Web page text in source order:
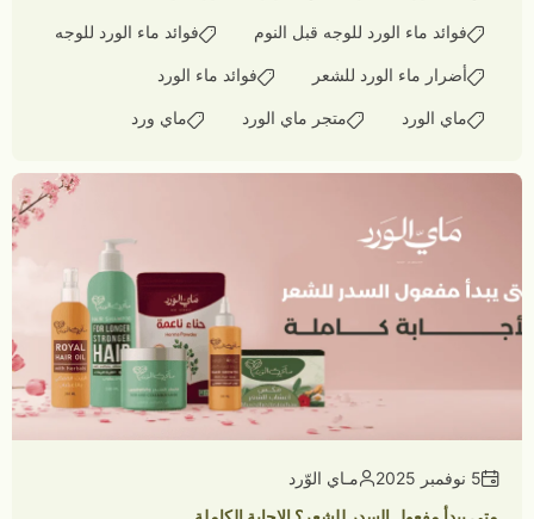
فوائد ماء الورد للوجه قبل النوم فوائد ماء الورد للوجه
أضرار ماء الورد للشعر فوائد ماء الورد
ماي الورد متجر ماي الورد ماي ورد
5 نوفمبر 2025
مـاي الوّرد